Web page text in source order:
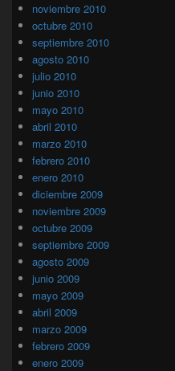
noviembre 2010
octubre 2010
septiembre 2010
agosto 2010
julio 2010
junio 2010
mayo 2010
abril 2010
marzo 2010
febrero 2010
enero 2010
diciembre 2009
noviembre 2009
octubre 2009
septiembre 2009
agosto 2009
junio 2009
mayo 2009
abril 2009
marzo 2009
febrero 2009
enero 2009